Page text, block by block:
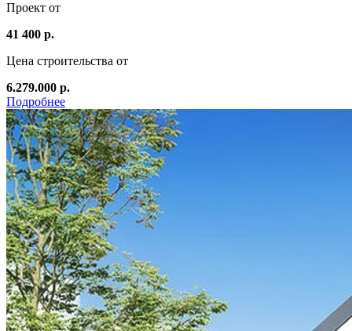
Проект от
41 400 р.
Цена строительства от
6.279.000 р.
Подробнее